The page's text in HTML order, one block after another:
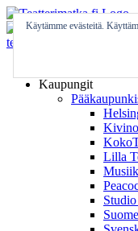
Skip
to
content
Kaupungit
Lilla
Käytämme evästeitä.